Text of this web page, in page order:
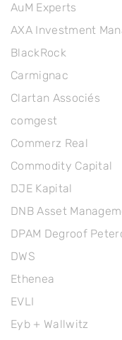
AuM Experts
AXA Investment
BlackRock
Carmignac
Clartan Associés
comgest
Commerz Real
Commodity Capital
DJE Kapital
DNB Asset
DPAM Degroof
DWS
Ethenea
EVLI
Eyb + Wallwitz